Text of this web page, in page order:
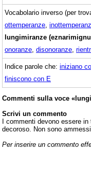
Vocabolario inverso (per
ottemperanze
lungimiranze
onoranze disonoranze
Indice parole che: iniziano
finiscono con E
Commenti sulla voce
Scrivi un commento
I commenti devono essere
decoroso. Non sono
Per inserire un commento